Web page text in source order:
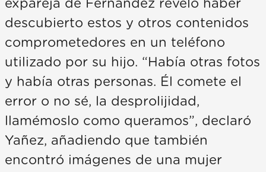
expareja de Fernández reveló haber
descubierto estos y otros contenidos
comprometedores en un teléfono
utilizado por su hijo. “Había otras fotos
y había otras personas. Él comete el
error o no sé, la desprolijidad,
llamémoslo como queramos”, declaró
Yañez, añadiendo que también
encontró imágenes de una mujer